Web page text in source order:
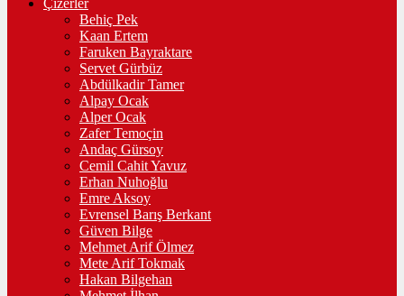
Çizerler
Behiç Pek
Kaan Ertem
Faruken Bayraktare
Servet Gürbüz
Abdülkadir Tamer
Alpay Ocak
Alper Ocak
Zafer Temoçin
Andaç Gürsoy
Cemil Cahit Yavuz
Erhan Nuhoğlu
Emre Aksoy
Evrensel Barış Berkant
Güven Bilge
Mehmet Arif Ölmez
Mete Arif Tokmak
Hakan Bilgehan